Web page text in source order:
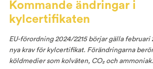
Kommande ändringar i
kylcertifikaten
EU-förordning 2024/2215 börjar gälla februari
nya krav för kylcertifikat. Förändringarna
köldmedier som kolväten, CO₂ och ammoniak.